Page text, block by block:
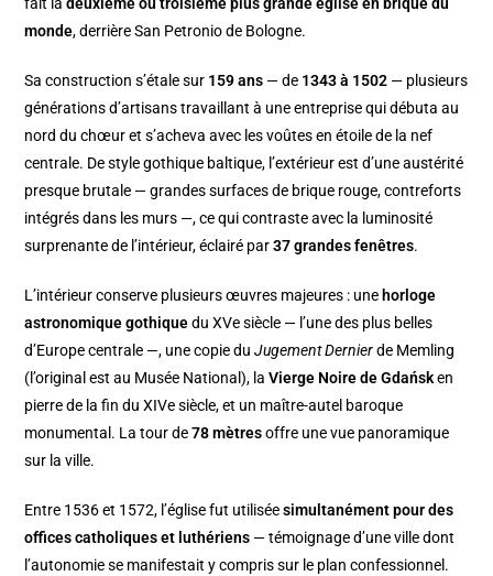
monde, derrière San Petronio de Bologne.
Sa construction s’étale sur 159 ans — de 1343 à 1502 — plusieurs
générations d’artisans travaillant à une entreprise qui débuta au
nord du chœur et s’acheva avec les voûtes en étoile de la nef
centrale. De style gothique baltique, l’extérieur est d’une austérité
presque brutale — grandes surfaces de brique rouge, contreforts
intégrés dans les murs —, ce qui contraste avec la luminosité
surprenante de l’intérieur, éclairé par37 grandes fenêtres.
L’intérieur conserve plusieurs œuvres majeures : une horloge
astronomique gothiquedu XVe siècle — l’une des plus belles
d’Europe centrale —, une copie duJugement Dernierde Memling
(l’original est au Musée National), laVierge Noire de Gdańsken
pierre de la fin du XIVe siècle, et un maître-autel baroque
monumental. La tour de78 mètresoffre une vue panoramique
sur la ville.
Entre 1536 et 1572, l’église fut utiliséesimultanément pour des
offices catholiques et luthériens — témoignage d’une ville dont
l’autonomie se manifestait y compris sur le plan confessionnel.